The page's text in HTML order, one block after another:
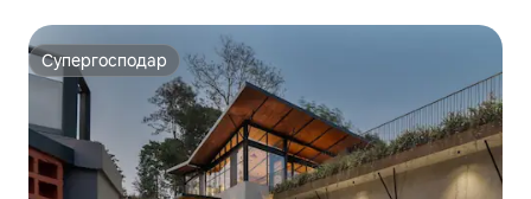
Супергосподар
Супергосподар